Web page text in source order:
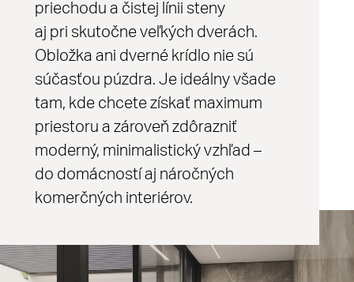
priechodu a čistej línii steny
aj pri skutočne veľkých dverách.
Obložka ani dverné krídlo nie sú
súčasťou púzdra. Je ideálny všade
tam, kde chcete získať maximum
priestoru a zároveň zdôrazniť
moderný, minimalistický vzhľad –
do domácností aj náročných
komerčných interiérov.